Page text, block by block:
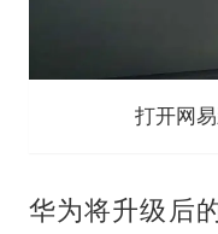
打开网
华为将升级后